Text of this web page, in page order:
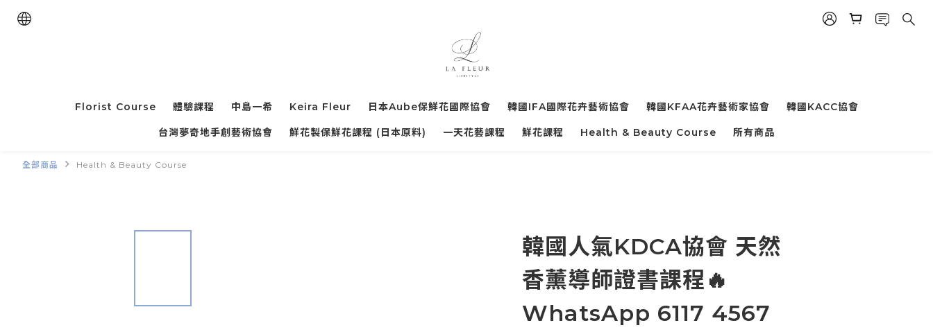
Florist Course 體驗課程 中島一希 Keira Fleur 日本Aube保鮮花國際協會 韓國IFA國際花卉藝術協會 韓國KFAA花卉藝術家協會 韓國KACC協會
台灣夢奇地手創藝術協會 鮮花製保鮮花課程 (日本原料) 一天花藝課程 鮮花課程 Health & Beauty Course 所有商品
全部商品 Health & Beauty Course
韓國人氣KDCA協會 天然
香薰導師證書課程🔥
WhatsApp 6117 4567